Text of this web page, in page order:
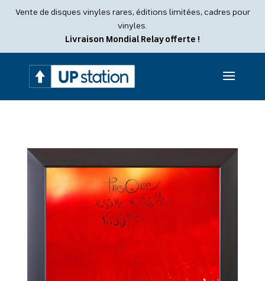
Vente de disques vinyles rares, éditions limitées, cadres pour
vinyles.
Livraison Mondial Relay offerte !